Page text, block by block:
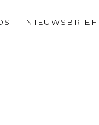
NIEUWSBRIEF